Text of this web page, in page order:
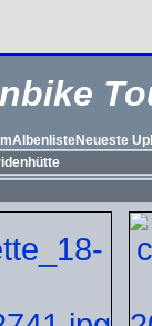
AlbenlisteNeueste